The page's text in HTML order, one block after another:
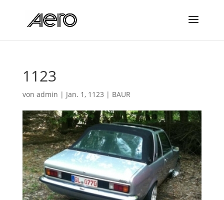
1123
von admin | Jan. 1, 1123 | BAUR